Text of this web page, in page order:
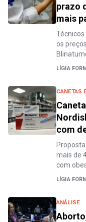
prazo
mais
os
LÍGIA
CANETAS
com
mais de
com
LÍGIA
ANÁLISE